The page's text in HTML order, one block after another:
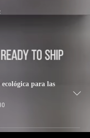
para las